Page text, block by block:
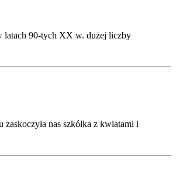
latach 90-tych XX w. dużej liczby
nas szkółka z kwiatami i